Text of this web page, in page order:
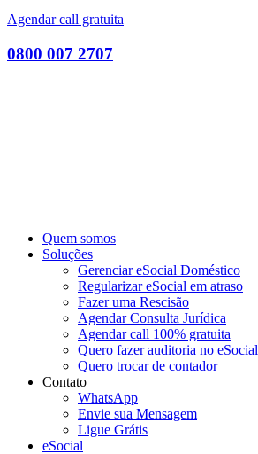
Agendar call gratuita
0800 007 2707
Quem somos
Soluções
Gerenciar eSocial Doméstico
Regularizar eSocial em atraso
Fazer uma Rescisão
Agendar Consulta Jurídica
Agendar call 100% gratuita
Quero fazer auditoria no eSocial
Quero trocar de contador
Contato
WhatsApp
Envie sua Mensagem
Ligue Grátis
eSocial